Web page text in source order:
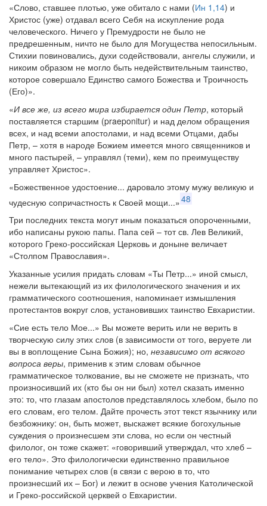
«Слово, ставшее плотью, уже обитало с нами (Ин 1,14) и
Христос (уже) отдавал всего Себя на искупление рода
человеческого. Ничего у Премудрости не было не
предрешенным, ничто не было для Могущества непосильным.
Стихии повиновались, духи содействовали, ангелы служили, и
никоим образом не могло быть недействительным таинство,
которое совершало Единство самого Божества и Троичность
(Его)».
«И все же, из всего мира избирается один Петр, который
поставляется старшим (praeponitur) и над делом обращения
всех, и над всеми апостолами, и над всеми Отцами, дабы
Петр, – хотя в народе Божием имеется много священников и
много пастырей, – управлял (теми), кем по преимуществу
управляет Христос».
«Божественное удостоение... даровало этому мужу великую и
чудесную сопричастность к Своей мощи...»48
Три последних текста могут иным показаться опороченными,
ибо написаны рукою папы. Папа сей – тот св. Лев Великий,
которого Греко-российская Церковь и доныне величает
«Столпом Православия».
Указанные усилия придать словам «Ты Петр...» иной смысл,
нежели вытекающий из их филологического значения и их
грамматического соотношения, напоминает измышления
протестантов вокруг слов, установивших таинство Евхаристии.
«Сие есть тело Мое...» Вы можете верить или не верить в
творческую силу этих слов (в зависимости от того, веруете ли
вы в воплощение Сына Божия); но, независимо от всякого
вопроса веры, применив к этим словам обычное
грамматическое толкование, вы не сможете не признать, что
произносивший их (кто бы он ни был) хотел сказать именно
это: то, что глазам апостолов представлялось хлебом, было по
его словам, его телом. Дайте прочесть этот текст язычнику или
безбожнику: он, быть может, выскажет всякие богохульные
суждения о произнесшем эти слова, но если он честный
филолог, он тоже скажет: «говоривший утверждал, что хлеб –
его тело». Это филологически единственно правильное
понимание четырех слов (в связи с верою в то, что
произнесший их – Бог) и лежит в основе учения Католической
и Греко-российской церквей о Евхаристии.